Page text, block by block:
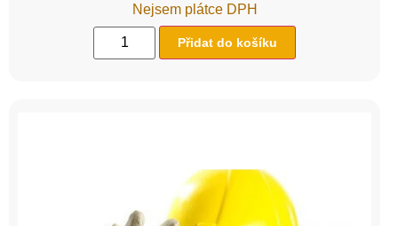
Nejsem plátce DPH
Přidat do košíku